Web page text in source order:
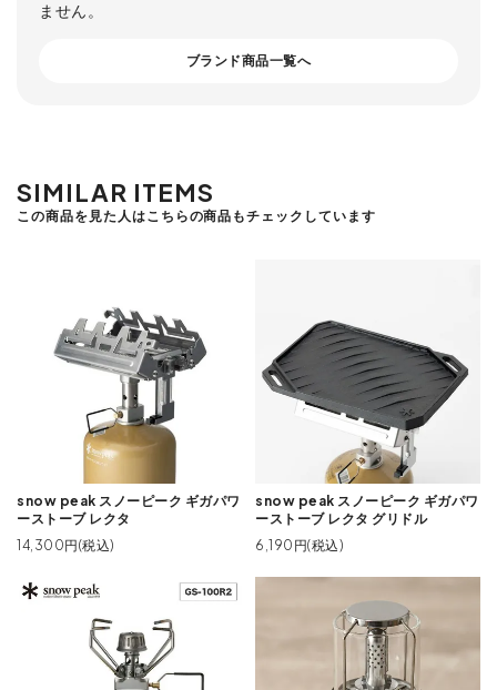
ません。
ブランド商品一覧へ
SIMILAR ITEMS
この商品を見た人はこちらの商品もチェックしています
snow peak スノーピーク ギガパワ
ーストーブ レクタ
14,300円(税込)
snow peak スノーピーク ギガパワ
ーストーブ レクタ グリドル
6,190円(税込)